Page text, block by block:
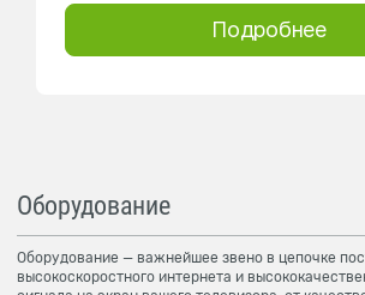
Подробнее
Оборудование
Оборудование — важнейшее звено в цепочке
высокоскоростного интернета и